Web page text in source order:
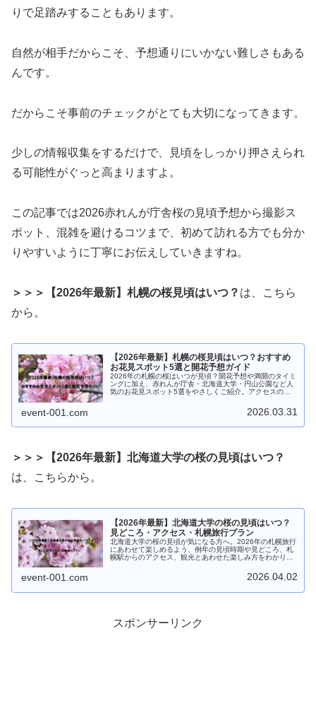
りで足踏みすることもあります。
自然が相手だからこそ、予想通りにいかない難しさもある
んです。
だからこそ事前のチェックがとても大切になってきます。
少しの情報収集をするだけで、見頃をしっかり押さえられ
る可能性がぐっと高まりますよ。
この記事では2026赤れんが庁舎桜の見頃予想から撮影ス
ポット、混雑を避けるコツまで、初めて訪れる方でも分か
りやすいように丁寧にお伝えしていきますね。
＞＞＞【2026年最新】札幌の桜見頃はいつ？ は、こちら
から。
【2026年最新】札幌の桜見頃はいつ？おすすめ
お花見スポット5選と開花予想ガイド
2026年の札幌の桜はいつが見頃？開花予想や満開のタイミ
ングに加え、赤れんが庁舎・北海道大学・円山公園など人
気のお花見スポット5選をやさしくご紹介。アクセスの良
す。ゴールデンウィークにぴったりの札幌お花見プランを
探している方はぜひチェックしてみてください。
event-001.com 2026.03.31
＞＞＞【2026年最新】北海道大学の桜の見頃はいつ？
は、こちらから。
【2026年最新】北海道大学の桜の見頃はいつ？
見どころ・アクセス・札幌旅行プラン
北海道大学の桜の見頃が気になる方へ。2026年の札幌旅行
にあわせて楽しめるよう、例年の見頃時期や見どころ、札
幌駅からのアクセス、観光とあわせた楽しみ方をわかりや
event-001.com 2026.04.02
スポンサーリンク